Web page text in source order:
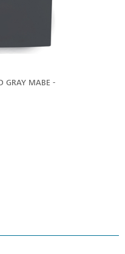
GRAY MABE -